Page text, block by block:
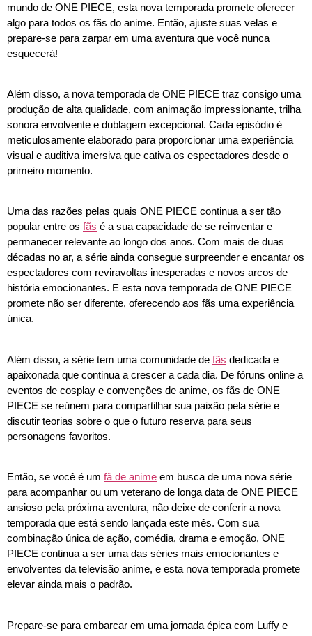
mundo de ONE PIECE, esta nova temporada promete oferecer
algo para todos os fãs do anime. Então, ajuste suas velas e
prepare-se para zarpar em uma aventura que você nunca
esquecerá!
Além disso, a nova temporada de ONE PIECE traz consigo uma
produção de alta qualidade, com animação impressionante, trilha
sonora envolvente e dublagem excepcional. Cada episódio é
meticulosamente elaborado para proporcionar uma experiência
visual e auditiva imersiva que cativa os espectadores desde o
primeiro momento.
Uma das razões pelas quais ONE PIECE continua a ser tão
popular entre os fãs é a sua capacidade de se reinventar e
permanecer relevante ao longo dos anos. Com mais de duas
décadas no ar, a série ainda consegue surpreender e encantar os
espectadores com reviravoltas inesperadas e novos arcos de
história emocionantes. E esta nova temporada de ONE PIECE
promete não ser diferente, oferecendo aos fãs uma experiência
única.
Além disso, a série tem uma comunidade de fãs dedicada e
apaixonada que continua a crescer a cada dia. De fóruns online a
eventos de cosplay e convenções de anime, os fãs de ONE
PIECE se reúnem para compartilhar sua paixão pela série e
discutir teorias sobre o que o futuro reserva para seus
personagens favoritos.
Então, se você é um fã de anime em busca de uma nova série
para acompanhar ou um veterano de longa data de ONE PIECE
ansioso pela próxima aventura, não deixe de conferir a nova
temporada que está sendo lançada este mês. Com sua
combinação única de ação, comédia, drama e emoção, ONE
PIECE continua a ser uma das séries mais emocionantes e
envolventes da televisão anime, e esta nova temporada promete
elevar ainda mais o padrão.
Prepare-se para embarcar em uma jornada épica com Luffy e